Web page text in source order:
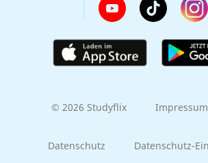
© 2026 Studyflix Impressum
Datenschutz Datenschutz-